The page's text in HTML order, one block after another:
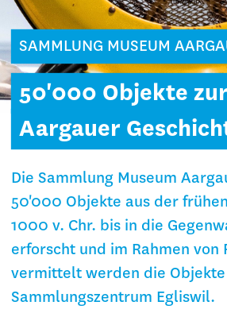
SAMMLUNG MUSEUM
50'000 Objekte
Aargauer
Die Sammlung Museum
50'000 Objekte aus der
1000 v. Chr. bis in die
erforscht und im Rahmen von
vermittelt werden die
Sammlungszentrum Egliswil.